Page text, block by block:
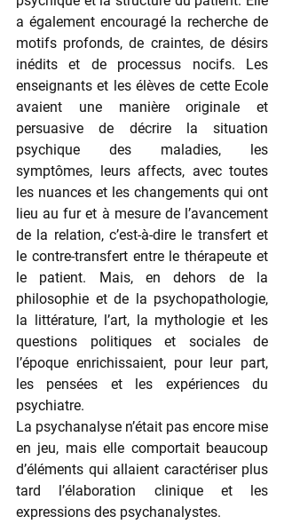
a également encouragé la recherche de
motifs profonds, de craintes, de désirs
inédits et de processus nocifs. Les
enseignants et les élèves de cette Ecole
avaient une manière originale et
persuasive de décrire la situation
psychique des maladies, les
symptômes, leurs affects, avec toutes
les nuances et les changements qui ont
lieu au fur et à mesure de l’avancement
de la relation, c’est-à-dire le transfert et
le contre-transfert entre le thérapeute et
le patient. Mais, en dehors de la
philosophie et de la psychopathologie,
la littérature, l’art, la mythologie et les
questions politiques et sociales de
l’époque enrichissaient, pour leur part,
les pensées et les expériences du
psychiatre.
La psychanalyse n’était pas encore mise
en jeu, mais elle comportait beaucoup
d’éléments qui allaient caractériser plus
tard l’élaboration clinique et les
expressions des psychanalystes.